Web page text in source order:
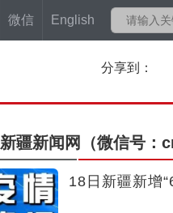
微信 English
分享到：
新疆新闻网 （微信号：
18日新疆新增